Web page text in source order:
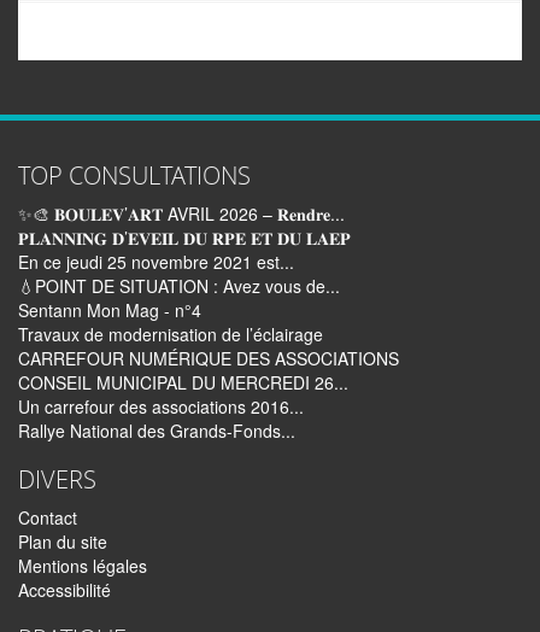
TOP CONSULTATIONS
✨🎨 𝐁𝐎𝐔𝐋𝐄𝐕’𝐀𝐑𝐓 AVRIL 2026 – 𝐑𝐞𝐧𝐝𝐫𝐞...
𝐏𝐋𝐀𝐍𝐍𝐈𝐍𝐆 𝐃’𝐄𝐕𝐄𝐈𝐋 𝐃𝐔 𝐑𝐏𝐄 𝐄𝐓 𝐃𝐔 𝐋𝐀𝐄𝐏
En ce jeudi 25 novembre 2021 est...
💧POINT DE SITUATION : Avez vous de...
Sentann Mon Mag - n°4
Travaux de modernisation de l’éclairage
CARREFOUR NUMÉRIQUE DES ASSOCIATIONS
CONSEIL MUNICIPAL DU MERCREDI 26...
Un carrefour des associations 2016...
Rallye National des Grands-Fonds...
DIVERS
Contact
Plan du site
Mentions légales
Accessibilité